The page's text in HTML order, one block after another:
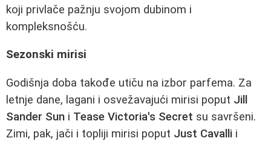
koji privlače pažnju svojom dubinom i
kompleksnošću.
Sezonski mirisi
Godišnja doba takođe utiču na izbor parfema. Za
letnje dane, lagani i osvežavajući mirisi poput Jill
Sander Sun i Tease Victoria's Secret su savršeni.
Zimi, pak, jači i topliji mirisi poput Just Cavalli i